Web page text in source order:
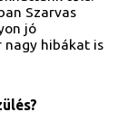
Szarvas
jó
nagy hibákat is